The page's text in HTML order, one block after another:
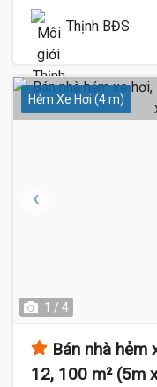
Thịnh BĐS
Hẻm Xe Hơi (4 m)
1 / 4
Bán nhà hẻm
12, 100 m² (5m